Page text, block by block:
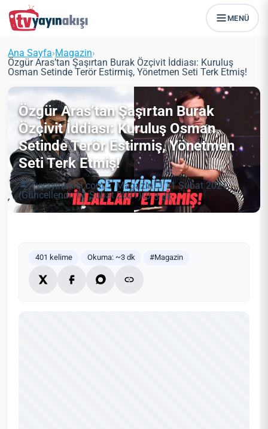
MENÜ
Ana Sayfa›Magazin›
Özgür Aras’tan Şaşırtan Burak Özçivit İddiası: Kuruluş
Osman Setinde Terör Estirmiş, Yönetmen Seti Terk Etmiş!
Özgür Aras’tan Şaşırtan Burak
Özçivit İddiası: Kuruluş Osman
Setinde Terör Estirmiş, Yönetmen
Seti Terk Etmiş!
Tvyayinakisi.com Magazin
11 Şubat 2021
(Güncellendi: 11 Şubat 2021)
3 dk
401 kelime Okuma: ~3 dk #Magazin